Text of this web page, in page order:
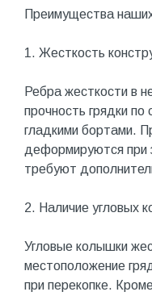
Преимущества
1. Жесткость
Ребра жесткости в
прочность грядки по
гладкими бортами.
деформируются при
требуют
2. Наличие угловых
Угловые колышки
местоположение
при перекопке.